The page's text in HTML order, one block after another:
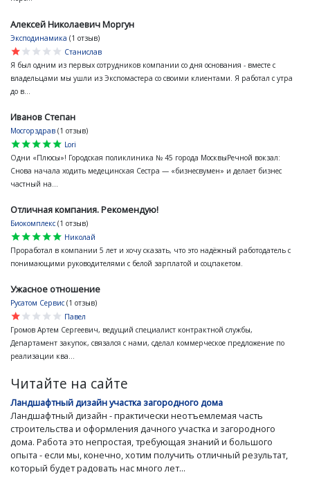
Алексей Николаевич Моргун
Эксподинамика (1 отзыв)
star
star
star
star
star
Станислав
Я был одним из первых сотрудников компании со дня основания - вместе с
владельцами мы ушли из Экспомастера со своими клиентами. Я работал с утра
до в...
Иванов Степан
Мосгорздрав (1 отзыв)
star
star
star
star
star
Lori
Одни «Плюсы»! Городская поликлиника № 45 города МосквыРечной вокзал:
Снова начала ходить медецинская Сестра — «бизнесвумен» и делает бизнес
частный на...
Отличная компания. Рекомендую!
Биокомплекс (1 отзыв)
star
star
star
star
star
Николай
Проработал в компании 5 лет и хочу сказать, что это надёжный работодатель с
понимающими руководителями с белой зарплатой и соцпакетом.
Ужасное отношение
Русатом Сервис (1 отзыв)
star
star
star
star
star
Павел
Громов Артем Сергеевич, ведущий специалист контрактной службы,
Департамент закупок, связался с нами, сделал коммерческое предложение по
реализации ква...
Читайте на сайте
Ландшафтный дизайн участка загородного дома
Ландшафтный дизайн - практически неотъемлемая часть
строительства и оформления дачного участка и загородного
дома. Работа это непростая, требующая знаний и большого
опыта - если мы, конечно, хотим получить отличный результат,
который будет радовать нас много лет...